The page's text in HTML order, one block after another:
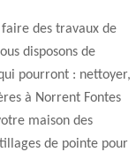
faire des travaux de
disposons de
pourront : nettoyer,
à Norrent Fontes
maison des
de pointe pour